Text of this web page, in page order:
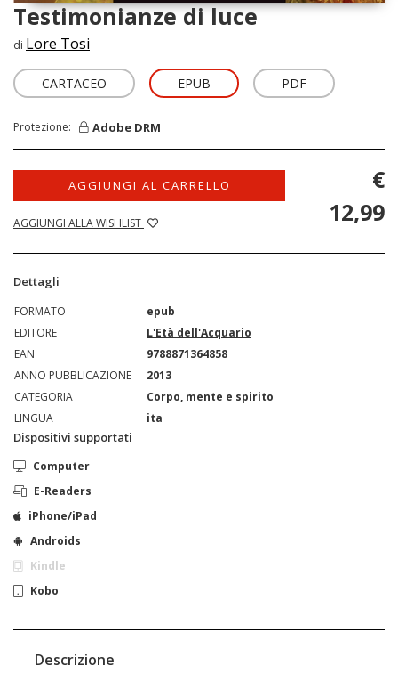
Testimonianze di luce
di Lore Tosi
CARTACEO EPUB PDF
Protezione: Adobe DRM
AGGIUNGI AL CARRELLO
AGGIUNGI ALLA WISHLIST
€
12,99
Dettagli
FORMATO
epub
EDITORE
L'Età dell'Acquario
EAN
9788871364858
ANNO PUBBLICAZIONE
2013
CATEGORIA
Corpo, mente e spirito
LINGUA
ita
Dispositivi supportati
Computer
E-Readers
iPhone/iPad
Androids
Kindle
Kobo
Descrizione